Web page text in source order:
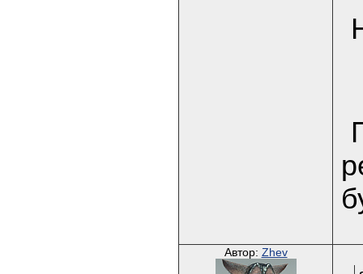
Автор: Zhev